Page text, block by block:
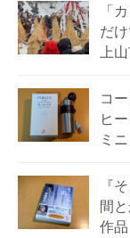
「
だ
上
コ
ヒ
ミニ
『
間
作品